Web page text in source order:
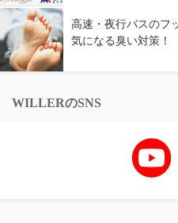
高速・夜行バスのフ
気になる臭い対策！
WILLERのSNS